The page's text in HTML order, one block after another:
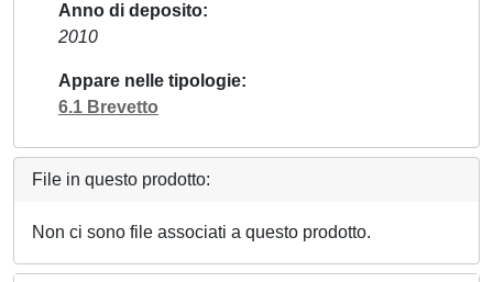
Anno di deposito
2010
Appare nelle tipologie
6.1 Brevetto
File in questo prodotto:
Non ci sono file associati a questo prodotto.